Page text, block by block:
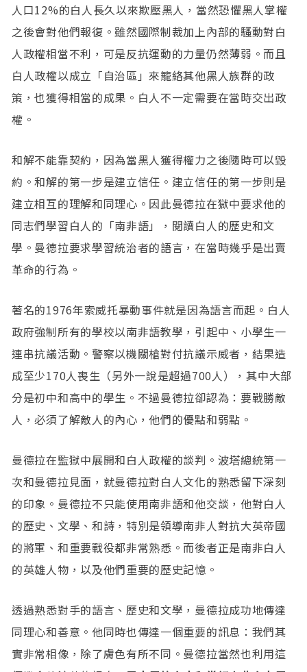
人口12%的白人長久以來欺壓黑人，當然恐懼黑人掌權
之後會對他們報復。雖然國際制裁加上內部的騷動對白
人政權相當不利，可是反抗運動的力量仍然薄弱。而且
白人政權以成立「自治區」來籠絡其他黑人族群的政
策，也獲得相當的成果。白人不一定需要在當時交出政
權。
和解不能靠契約，因為當黑人獲得權力之後隨時可以毀
約。和解的第一步是建立信任。建立信任的第一步則是
建立相互的理解和同理心。因此曼德拉在獄中要求他的
同志們學習白人的「南非語」，閱讀白人的歷史和文
學。曼德拉要求學習統治者的語言，在當時幾乎是出賣
革命的行為。
著名的1976年索威托暴動事件就是因為語言而起。白人
政府強制所有的學校以南非語教學，引起中、小學生一
連串抗議活動。警察以機關槍對付抗議示威者，結果造
成至少170人喪生（另外一說是超過700人），其中大部
分是初中和高中的學生。不過曼德拉卻認為：要戰勝敵
人，必須了解敵人的內心，他們的優點和弱點。
曼德拉在監獄中展開和白人政權的談判。波塔總統第一
次和曼德拉見面，就曼德拉對白人文化的熟悉留下深刻
的印象。曼德拉不只能使用南非語和他交談，他對白人
的歷史、文學、和詩，特別是領導南非人對抗大英帝國
的將軍、和重要戰役都非常熟悉。而後者正是南非白人
的英雄人物，以及他們重要的歷史記憶。
透過熟悉對手的語言、歷史和文學，曼德拉成功地傳達
同理心和善意。他同時也傳達一個重要的訊息：我們其
實非常相像，除了膚色有所不同。曼德拉當然也利用這